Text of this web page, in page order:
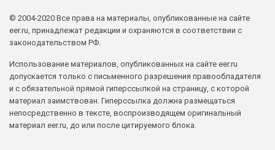
© 2004-2020 Все права на материалы, опубликованные на сайте
eer.ru, принадлежат редакции и охраняются в соответствии с
законодательством РФ.
Использование материалов, опубликованных на сайте eer.ru
допускается только с письменного разрешения правообладателя
и с обязательной прямой гиперссылкой на страницу, с которой
материал заимствован. Гиперссылка должна размещаться
непосредственно в тексте, воспроизводящем оригинальный
материал eer.ru, до или после цитируемого блока.